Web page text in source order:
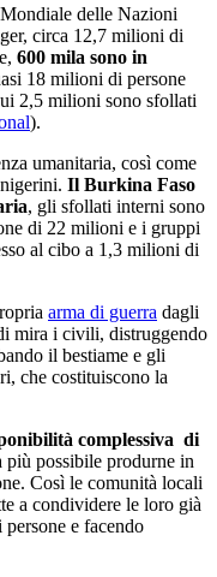
delle Nazioni
circa 12,7 milioni di
600 mila sono in
18 milioni di persone
2,5 milioni sono sfollati
).
umanitaria, così come
Il Burkina Faso
, gli sfollati interni sono
di 22 milioni e i gruppi
al cibo a 1,3 milioni di
arma di guerra dagli
mira i civili, distruggendo
il bestiame e gli
che costituiscono la
complessiva di
più possibile produrne in
Così le comunità locali
a condividere le loro già
e facendo